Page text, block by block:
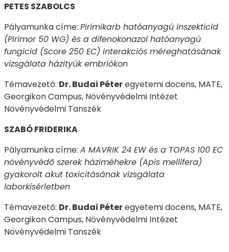
PETES SZABOLCS
Pályamunka címe: Pirimikarb hatóanyagú inszekticid
(Pirimor 50 WG) és a difenokonazol hatóanyagú
fungicid (Score 250 EC) interakciós méreghatásának
vizsgálata házityúk embriókon
Témavezető: Dr. Budai Péteregyetemi docens, MATE,
Georgikon Campus, Növényvédelmi Intézet
Növényvédelmi Tanszék
SZABÓ FRIDERIKA
Pályamunka címe: A MAVRIK 24 EW és a TOPAS 100 EC
növényvédő szerek háziméhekre (Apis mellifera)
gyakorolt akut toxicitásának vizsgálata
laborkísérletben
Témavezető: Dr. Budai Péteregyetemi docens, MATE,
Georgikon Campus, Növényvédelmi Intézet
Növényvédelmi Tanszék